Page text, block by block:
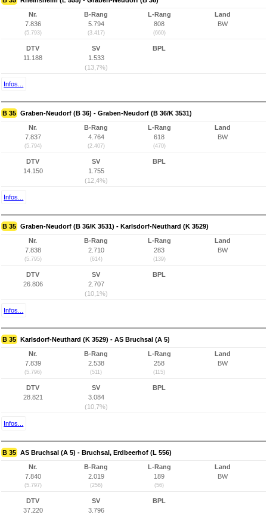
Nr.
7.836
(5.793)
B-Rang
5.794
(3.417)
L-Rang
808
(660)
Land
BW
DTV
11.188
SV
1.533
(13,7%)
BPL
Infos...
B 35 Graben-Neudorf (B 36) - Graben-Neudorf (B 36/K 3531)
Nr.
7.837
(5.794)
B-Rang
4.764
(2.407)
L-Rang
618
(470)
Land
BW
DTV
14.150
SV
1.755
(12,4%)
BPL
Infos...
B 35 Graben-Neudorf (B 36/K 3531) - Karlsdorf-Neuthard (K 3529)
Nr.
7.838
(5.795)
B-Rang
2.710
(614)
L-Rang
283
(139)
Land
BW
DTV
26.806
SV
2.707
(10,1%)
BPL
Infos...
B 35 Karlsdorf-Neuthard (K 3529) - AS Bruchsal (A 5)
Nr.
7.839
(5.796)
B-Rang
2.538
(511)
L-Rang
258
(115)
Land
BW
DTV
28.821
SV
3.084
(10,7%)
BPL
Infos...
B 35 AS Bruchsal (A 5) - Bruchsal, Erdbeerhof (L 556)
Nr.
7.840
(5.797)
B-Rang
2.019
(256)
L-Rang
189
(56)
Land
BW
DTV
37.220
SV
3.796
BPL